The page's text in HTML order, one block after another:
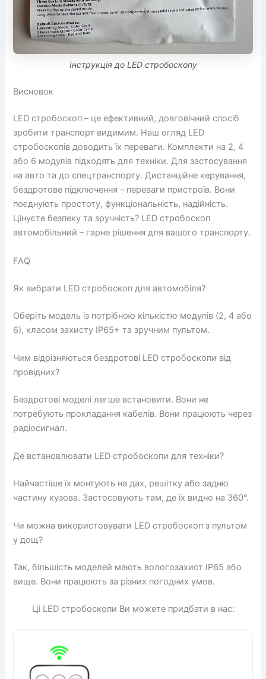
Інструкція до LED стробоскопу
Висновок
LED стробоскоп – це ефективний, довговічний спосіб
зробити транспорт видимим. Наш огляд LED
стробоскопів доводить їх переваги. Комплекти на 2, 4
або 6 модулів підходять для техніки. Для застосування
на авто та до спецтранспорту. Дистанційне керування,
бездротове підключення – переваги пристроїв. Вони
поєднують простоту, функціональність, надійність.
Цінуєте безпеку та зручність? LED стробоскоп
автомобільний – гарне рішення для вашого транспорту.
FAQ
Як вибрати LED стробоскоп для автомобіля?
Оберіть модель із потрібною кількістю модулів (2, 4 або
6), класом захисту IP65+ та зручним пультом.
Чим відрізняються бездротові LED стробоскопи від
провідних?
Бездротові моделі легше встановити. Вони не
потребують прокладання кабелів. Вони працюють через
радіосигнал.
Де встановлювати LED стробоскопи для техніки?
Найчастіше їх монтують на дах, решітку або задню
частину кузова. Застосовують там, де їх видно на 360°.
Чи можна використовувати LED стробоскоп з пультом
у дощ?
Так, більшість моделей мають вологозахист IP65 або
вище. Вони працюють за різних погодних умов.
Ці LED стробоскопи Ви можете придбати в нас: